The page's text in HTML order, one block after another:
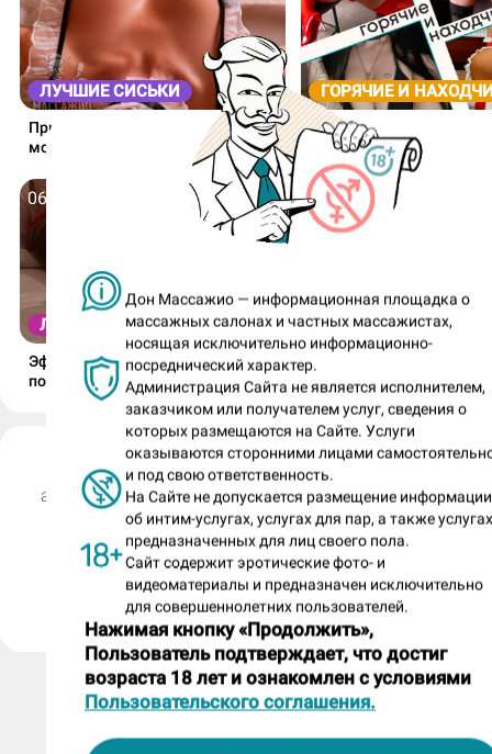
Дон Массажио — информационная площадка о
массажных салонах и частных массажистах,
носящая исключительно информационно-
посреднический характер.
Администрация Сайта не является исполнителем,
заказчиком или получателем услуг, сведения о
которых размещаются на Сайте. Услуги
оказываются сторонними лицами
и под свою ответственность.
На Сайте не допускается размещение информации
об интим-услугах, услугах для пар, а также
предназначенных для лиц своего пола.
Сайт содержит эротические фото- и
видеоматериалы и предназначен исключительно
для совершеннолетних пользователей.
Нажимая кнопку «Продолжить»,
Пользователь подтверждает, что достиг
возраста 18 лет и ознакомлен с условиями
Пользовательского соглашения.
ЛУЧШИЕ СИСЬКИ
Приподнятая грудь Настеньки и
мощная «тройка» Оксаны!
ГОРЯЧИЕ И
Красная шапочка
пылкая готесса Нана!
06 марта 2026
ЛУЧШИЕ ПОПКИ
Эффектная подача Леры и упругий
попец Ули!
Ника (номер анкеты: 296020)
анкета размещена салоном «Малика на Невском»
назад
Пожаловаться на анкету